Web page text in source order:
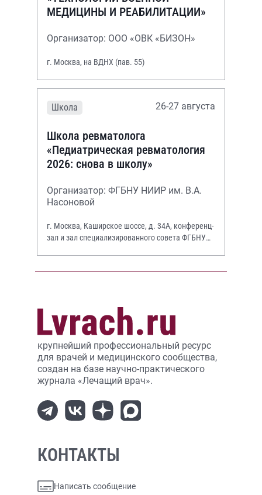
МЕДИЦИНЫ И РЕАБИЛИТАЦИИ»
Организатор: ООО «ОВК «БИЗОН»
г. Москва, на ВДНХ (пав. 55)
Школа 26-27 августа
Школа ревматолога
«Педиатрическая ревматология
2026: снова в школу»
Организатор: ФГБНУ НИИР им. В.А.
Насоновой
г. Москва, Каширское шоссе, д. 34А, конференц-
зал и зал специализированного совета ФГБНУ
крупнейший профессиональный ресурс
для врачей и медицинского сообщества,
создан на базе научно-практического
журнала «Лечащий врач».
КОНТАКТЫ
Написать сообщение